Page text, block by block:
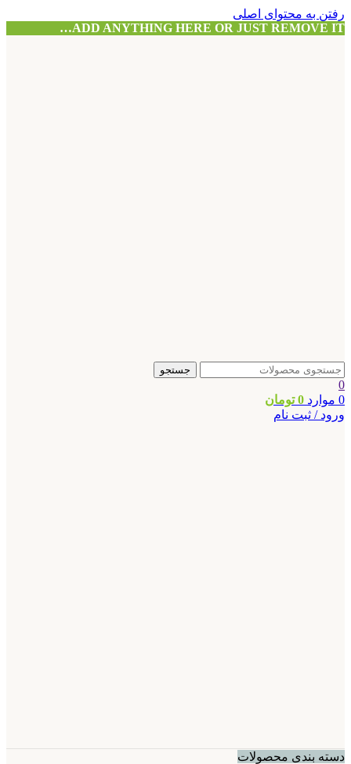
رفتن به محتوای اصلی
ADD ANYTHING HERE OR JUST REMOVE IT…
جستجو
0
0 موارد 0 تومان
ورود / ثبت نام
دسته بندی محصولات